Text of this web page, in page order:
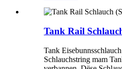
Tank Rail
Tank
Schlauchstring mam